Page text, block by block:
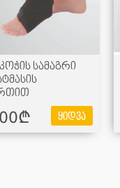
სამაგრი
ყიდვა